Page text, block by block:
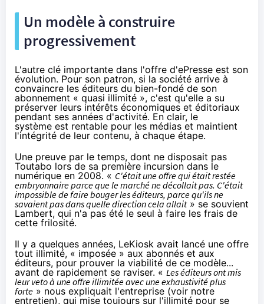
Un modèle à construire
progressivement
L'autre clé importante dans l'offre d'ePresse est son
évolution. Pour son patron, si la société arrive à
convaincre les éditeurs du bien-fondé de son
abonnement « quasi illimité », c'est qu'elle a su
préserver leurs intérêts économiques et éditoriaux
pendant ses années d'activité. En clair, le
système est rentable pour les médias et maintient
l'intégrité de leur contenu, à chaque étape.
Une preuve par le temps, dont ne disposait pas
Toutabo lors de sa première incursion dans le
numérique en 2008. « C'était une offre qui était restée
embryonnaire parce que le marché ne décollait pas. C'était
impossible de faire bouger les éditeurs, parce qu'ils ne
savaient pas dans quelle direction cela allait» se souvient
Lambert, qui n'a pas été le seul à faire les frais de
cette frilosité.
Il y a quelques années, LeKiosk avait lancé une offre
tout illimité, « imposée » aux abonnés et aux
éditeurs, pour prouver la viabilité de ce modèle...
avant de rapidement se raviser. « Les éditeurs ont mis
leur veto à une offre illimitée avec une exhaustivité plus
forte » nous expliquait l'entreprise (voir notre
entretien), qui mise toujours sur l'illimité pour se